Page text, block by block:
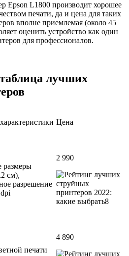
Epson L1800 производит хорошее
печати, да и цена для таких
вполне приемлемая (около 45
оценить устройство как один
для профессионалов.
лучших
Цена
размеры
см),
разрешение
2 990
печати
4 890